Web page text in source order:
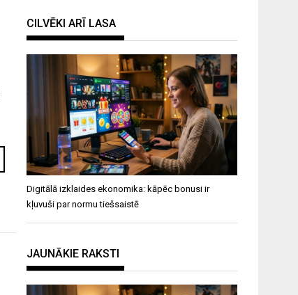
CILVĒKI ARĪ LASA
Digitālā izklaides ekonomika: kāpēc bonusi ir
kļuvuši par normu tiešsaistē
JAUNĀKIE RAKSTI